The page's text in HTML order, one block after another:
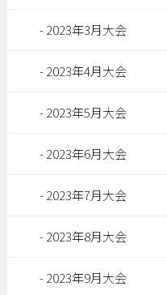
2023年3月大会
2023年4月大会
2023年5月大会
2023年6月大会
2023年7月大会
2023年8月大会
2023年9月大会